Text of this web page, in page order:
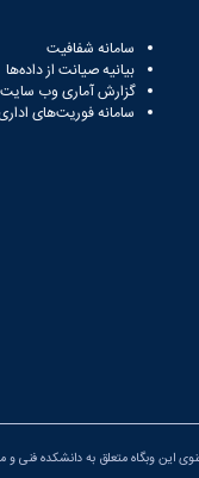
سامانه شفافیت
بیانیه صیانت از داده‌ها
گزارش آماری وب‌ سایت
سامانه فوریت‌های
این وبگاه متعلق به دانشکده فنی